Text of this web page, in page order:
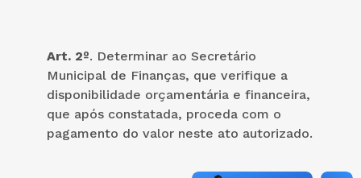
Art. 2º. Determinar ao Secretário
Municipal de Finanças, que verifique a
disponibilidade orçamentária e financeira,
que após constatada, proceda com o
pagamento do valor neste ato autorizado.